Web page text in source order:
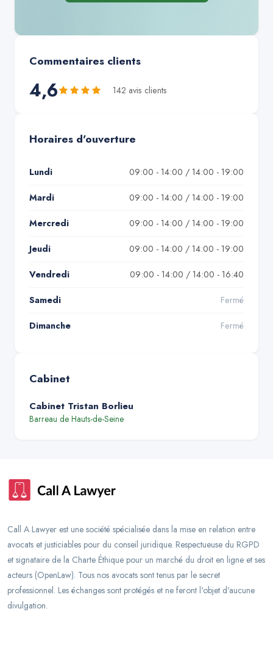
Commentaires clients
4,6 142 avis clients
Horaires d'ouverture
Lundi 09:00 - 14:00 / 14:00 - 19:00
Mardi 09:00 - 14:00 / 14:00 - 19:00
Mercredi 09:00 - 14:00 / 14:00 - 19:00
Jeudi 09:00 - 14:00 / 14:00 - 19:00
Vendredi 09:00 - 14:00 / 14:00 - 16:40
Samedi Fermé
Dimanche Fermé
Cabinet
Cabinet Tristan Borlieu
Barreau de Hauts-de-Seine
Call A Lawyer est une société spécialisée dans la mise en relation entre
avocats et justiciables pour du conseil juridique. Respectueuse du RGPD
et signataire de la Charte Éthique pour un marché du droit en ligne et ses
acteurs (OpenLaw). Tous nos avocats sont tenus par le secret
professionnel. Les échanges sont protégés et ne feront l'objet d'aucune
divulgation.